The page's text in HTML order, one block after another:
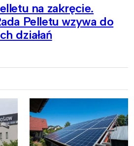
na zakręcie.
Pelletu wzywa do
działań